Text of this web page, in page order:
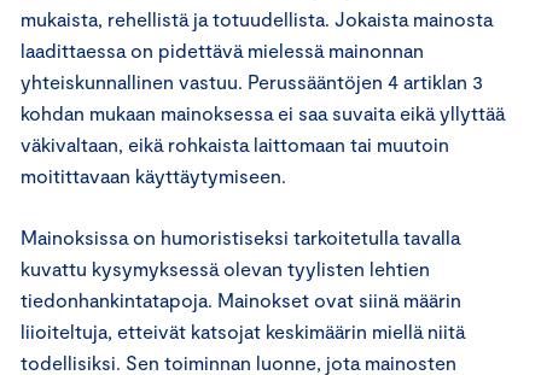
mukaista, rehellistä ja totuudellista. Jokaista mainosta
laadittaessa on pidettävä mielessä mainonnan
yhteiskunnallinen vastuu. Perussääntöjen 4 artiklan 3
kohdan mukaan mainoksessa ei saa suvaita eikä yllyttää
väkivaltaan, eikä rohkaista laittomaan tai muutoin
moitittavaan käyttäytymiseen.
Mainoksissa on humoristiseksi tarkoitetulla tavalla
kuvattu kysymyksessä olevan tyylisten lehtien
tiedonhankintatapoja. Mainokset ovat siinä määrin
liioiteltuja, etteivät katsojat keskimäärin miellä niitä
todellisiksi. Sen toiminnan luonne, jota mainosten